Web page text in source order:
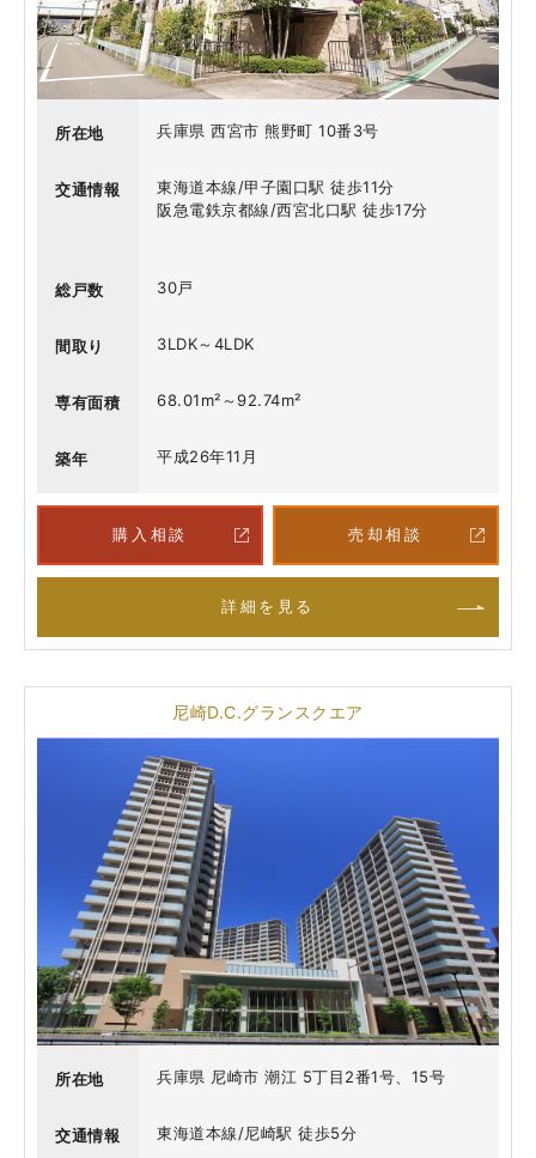
所在地 兵庫県 西宮市 熊野町 10番3号
交通情報
東海道本線/甲子園口駅 徒歩11分
阪急電鉄京都線/西宮北口駅 徒歩17分
総戸数 30戸
間取り 3LDK～4LDK
専有面積 68.01m²～92.74m²
築年 平成26年11月
購入相談 売却相談
詳細を見る
尼崎D.C.グランスクエア
所在地 兵庫県 尼崎市 潮江 5丁目2番1号、15号
交通情報 東海道本線/尼崎駅 徒歩5分